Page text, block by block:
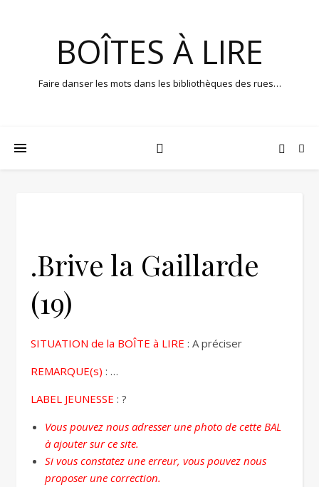
BOÎTES À LIRE
Faire danser les mots dans les bibliothèques des rues…
.Brive la Gaillarde
(19)
SITUATION de la BOÎTE à LIRE : A préciser
REMARQUE(s) : …
LABEL JEUNESSE : ?
Vous pouvez nous adresser une photo de cette BAL
à ajouter sur ce site.
Si vous constatez une erreur, vous pouvez nous
proposer une correction.